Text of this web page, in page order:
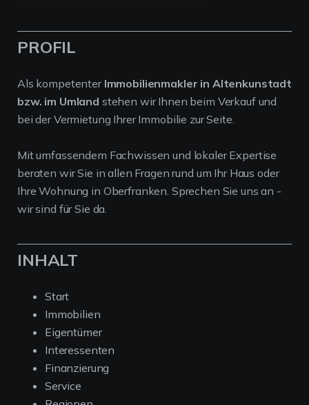
PROFIL
Als kompetenter Immobilienmakler in Altenkunstadt
bzw. im Umland stehen wir Ihnen beim Verkauf und
bei der Vermietung Ihrer Immobilie zur Seite.
Mit umfassendem Fachwissen und lokaler Expertise
beraten wir Sie in allen Fragen rund um Ihr Haus oder
Ihre Wohnung in Oberfranken. Sprechen Sie uns an -
wir sind für Sie da.
INHALT
Start
Immobilien
Eigentümer
Interessenten
Finanzierung
Service